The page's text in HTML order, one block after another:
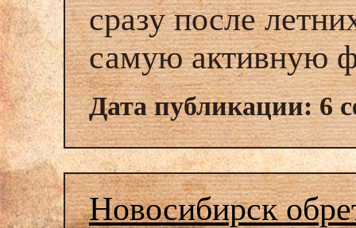
сразу после
самую активную
Дата публикации: 6
Новосибирск